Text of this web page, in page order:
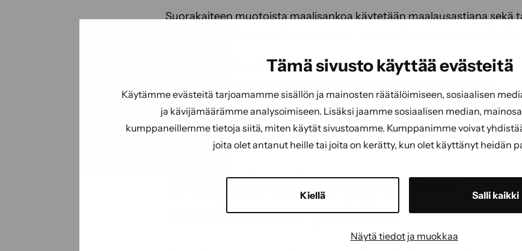
Tämä sivusto käyttää evästeitä
Käytämme evästeitä tarjoamamme sisällön ja mainosten räätälöimiseen, sosiaalisen
ja kävijämäärämme analysoimiseen. Lisäksi jaamme sosiaalisen median,
kumppaneillemme tietoja siitä, miten käytät sivustoamme. Kumppanimme voivat
joita olet antanut heille tai joita on kerätty, kun olet käyttänyt heidän
Kiellä Salli kaikki
Näytä tiedot ja muokkaa
Suorakaiteen muotoistamaalisankoakäytetään maalausastiana sekä
Muista myös pienemmät siveltimet, kuten:
Eri sivellin jokaiselle värille, jotta sävyt pysyvät puhtaina
Ergo-sivellin mukautuu
maalaustarpeisiisi